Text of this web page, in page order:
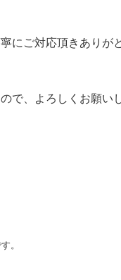
にご対応頂きありが
で、よろしくお願い
。